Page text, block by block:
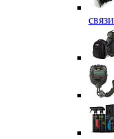
связи